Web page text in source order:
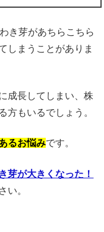
き芽があちらこちら
しまうことがありま
成長してしまい、株
方もいるでしょう。
るお悩みです。
芽が大きくなった！
い。